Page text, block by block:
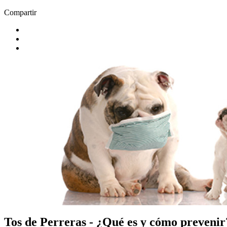
Compartir
Tos de Perreras - ¿Qué es y cómo